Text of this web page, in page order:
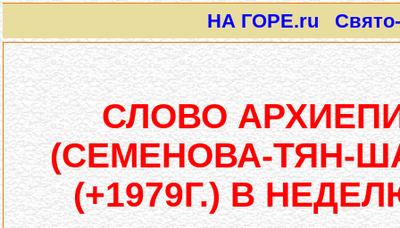
НА ГОРЕ.ru Свято-
СЛОВО
(СЕМЕНОВА-ТЯН-
(+1979Г.) В